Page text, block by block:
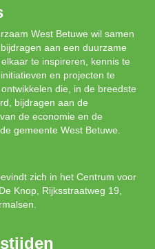
West Betuwe wil samen
aan een duurzame
te inspireren, kennis te
en projecten te
die, in de breedste
bijdragen aan de
de economie en de
gemeente West Betuwe.
zich in het Centrum voor
Knop, Rijksstraatweg 19,